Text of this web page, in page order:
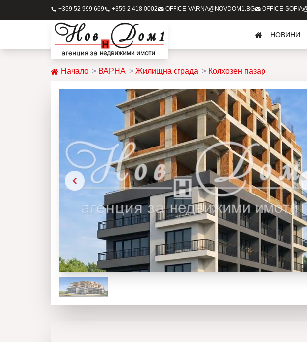
+359 52 999 669 +359 2 418 0002 OFFICE-VARNA@NOVDOM1.BG OFFICE-
НОВИНИ
Начало ВАРНА Жилищна сграда Колхозен пазар